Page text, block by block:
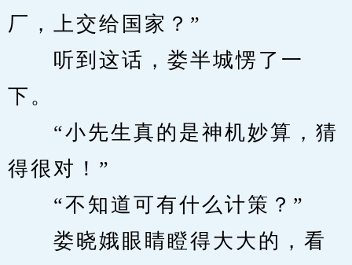
厂，上交给国家？”
听到这话，娄半城愣了一
下。
“小先生真的是神机妙算，猜
得很对！”
“不知道可有什么计策？”
娄晓娥眼睛瞪得大大的，看